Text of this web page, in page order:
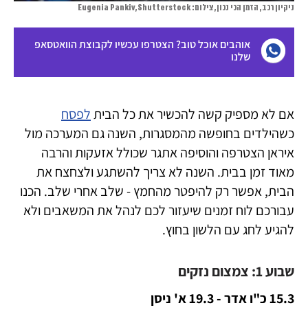
ניקיון רכב, הזמן הכי נכון, צילום: Eugenia Pankiv,Shutterstock
אוהבים אוכל טוב? הצטרפו עכשיו לקבוצת הוואטסאפ
שלנו
אם לא מספיק קשה להכשיר את כל הביתלפסח
כשהילדים בחופשה מהמסגרות, השנה גם המערכה מול
איראן הצטרפה והוסיפה אתגר שכולל אזעקות והרבה
מאוד זמן בבית. השנה לא צריך להשתגע ולצחצח את
הבית, אפשר רק להיפטר מהחמץ - שלב אחרי שלב. הכנו
עבורכם לוח זמנים שיעזור לכם לנהל את המשאבים ולא
להגיע לחג עם הלשון בחוץ.
שבוע 1: צמצום נזקים
15.3 כ"ו אדר - 19.3 א' ניסן